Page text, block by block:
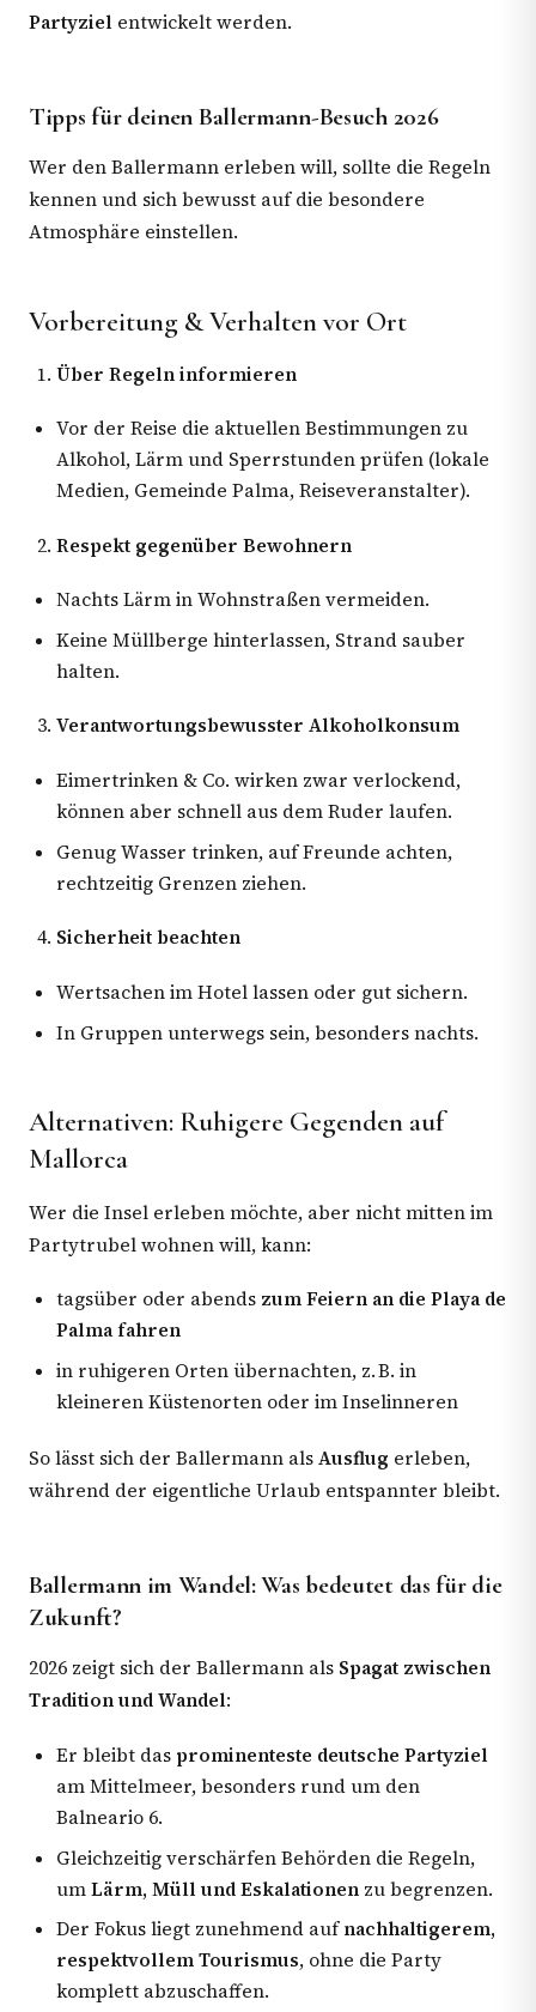
Partyziel entwickelt werden.
Tipps für deinen Ballermann-Besuch 2026
Wer den Ballermann erleben will, sollte die Regeln
kennen und sich bewusst auf die besondere
Atmosphäre einstellen.
Vorbereitung & Verhalten vor Ort
Über Regeln informieren
Vor der Reise die aktuellen Bestimmungen zu
Alkohol, Lärm und Sperrstunden prüfen (lokale
Medien, Gemeinde Palma, Reiseveranstalter).
Respekt gegenüber Bewohnern
Nachts Lärm in Wohnstraßen vermeiden.
Keine Müllberge hinterlassen, Strand sauber
halten.
Verantwortungsbewusster Alkoholkonsum
Eimertrinken & Co. wirken zwar verlockend,
können aber schnell aus dem Ruder laufen.
Genug Wasser trinken, auf Freunde achten,
rechtzeitig Grenzen ziehen.
Sicherheit beachten
Wertsachen im Hotel lassen oder gut sichern.
In Gruppen unterwegs sein, besonders nachts.
Alternativen: Ruhigere Gegenden auf
Mallorca
Wer die Insel erleben möchte, aber nicht mitten im
Partytrubel wohnen will, kann:
tagsüber oder abends zum Feiern an die Playa de
Palma fahren
in ruhigeren Orten übernachten, z. B. in
kleineren Küstenorten oder im Inselinneren
So lässt sich der Ballermann alsAusflug erleben,
während der eigentliche Urlaub entspannter bleibt.
Ballermann im Wandel: Was bedeutet das für die
Zukunft?
2026 zeigt sich der Ballermann als Spagat zwischen
Tradition und Wandel:
Er bleibt das prominenteste deutsche Partyziel
am Mittelmeer, besonders rund um den
Balneario 6.
Gleichzeitig verschärfen Behörden die Regeln,
umLärm, Müll und Eskalationen zu begrenzen.
Der Fokus liegt zunehmend aufnachhaltigerem,
respektvollem Tourismus, ohne die Party
komplett abzuschaffen.